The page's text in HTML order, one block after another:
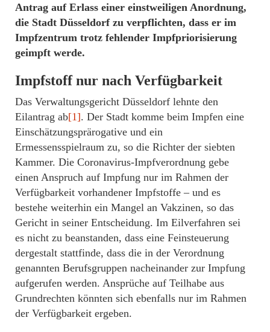
Antrag auf Erlass einer einstweiligen Anordnung,
die Stadt Düsseldorf zu verpflichten, dass er im
Impfzentrum trotz fehlender Impfpriorisierung
geimpft werde.
Impfstoff nur nach Verfügbarkeit
Das Verwaltungsgericht Düsseldorf lehnte den
Eilantrag ab[1]. Der Stadt komme beim Impfen eine
Einschätzungsprärogative und ein
Ermessensspielraum zu, so die Richter der siebten
Kammer. Die Coronavirus-Impfverordnung gebe
einen Anspruch auf Impfung nur im Rahmen der
Verfügbarkeit vorhandener Impfstoffe – und es
bestehe weiterhin ein Mangel an Vakzinen, so das
Gericht in seiner Entscheidung. Im Eilverfahren sei
es nicht zu beanstanden, dass eine Feinsteuerung
dergestalt stattfinde, dass die in der Verordnung
genannten Berufsgruppen nacheinander zur Impfung
aufgerufen werden. Ansprüche auf Teilhabe aus
Grundrechten könnten sich ebenfalls nur im Rahmen
der Verfügbarkeit ergeben.